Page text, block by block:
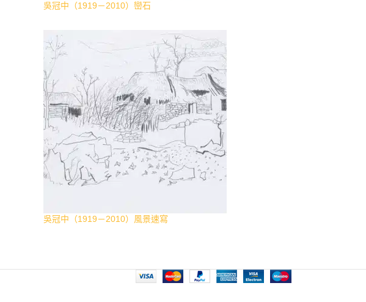
吳冠中（1919－2010）巒石
吳冠中（1919－2010）風景速寫